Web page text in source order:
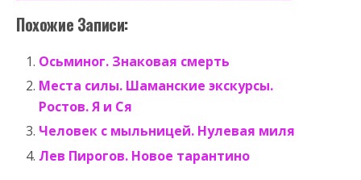
Похожие Записи:
Осьминог. Знаковая смерть
Места силы. Шаманские экскурсы.
Ростов. Я и Ся
Человек с мыльницей. Нулевая миля
Лев Пирогов. Новое тарантино